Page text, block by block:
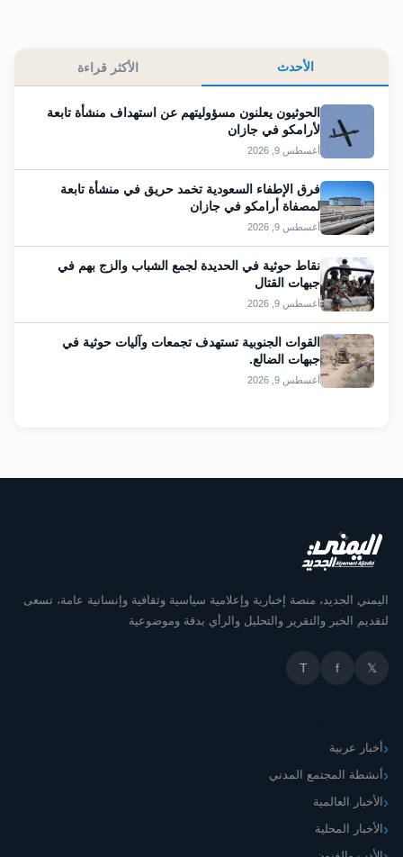
الأحدث الأكثر قراءة
الحوثيون يعلنون مسؤوليتهم عن استهداف منشأة تابعة
لأرامكو في جازان
أغسطس 9, 2026
فرق الإطفاء السعودية تخمد حريق في منشأة تابعة
لمصفاة أرامكو في جازان
أغسطس 9, 2026
نقاط حوثية في الحديدة لجمع الشباب والزج بهم في
جبهات القتال
أغسطس 9, 2026
القوات الجنوبية تستهدف تجمعات وآليات حوثية في
جبهات الضالع.
أغسطس 9, 2026
اليمني الجديد، منصة إخبارية وإعلامية سياسية وثقافية وإنسانية عامة، تسعى
لتقديم الخبر والتقرير والتحليل والرأي بدقة وموضوعية
𝕏
f
T
أخبار عربية
أنشطة المجتمع المدني
الأخبار العالمية
الأخبار المحلية